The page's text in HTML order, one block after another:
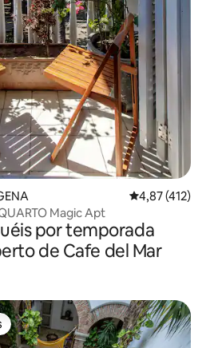
4,87 de uma
4,87 (412)
Magic Apt
por temporada
de Cafe del Mar